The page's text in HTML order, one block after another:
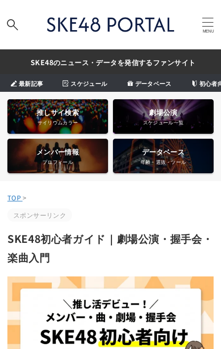
SKE48のニュース・データを発信するファンサイト
最新記事 スケジュール データベース 初心者
推しサイ検索
サイリウムカラー
劇場公演
スケジュール一覧
メンバー情報
プロフィール
データベース
年齢・選抜・ツール
TOP >
スポンサーリンク
SKE48初心者ガイド｜劇場公演・握手会・
楽曲入門